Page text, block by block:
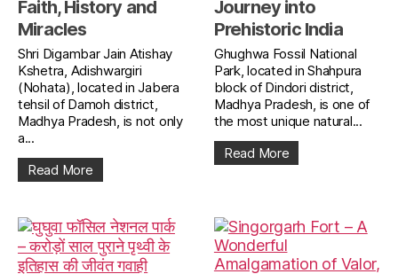
Faith, History and
Miracles
Shri Digambar Jain Atishay
Kshetra, Adishwargiri
(Nohata), located in Jabera
tehsil of Damoh district,
Madhya Pradesh, is not only
a...
Read More
Journey into
Prehistoric India
Ghughwa Fossil National
Park, located in Shahpura
block of Dindori district,
Madhya Pradesh, is one of
the most unique natural...
Read More